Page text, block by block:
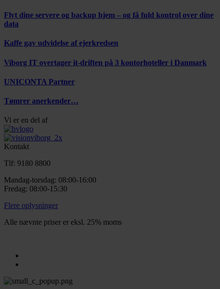
Flyt dine servere og backup hjem – og få fuld kontrol over dine
data
Kaffe gav udvidelse af ejerkredsen
Viborg IT overtager it-driften på 3 kontorhoteller i Danmark
UNICONTA Partner
Tømrer anerkender…
Vi er en del af
Kontakt
Tlf: 9180 8800
Mandag-torsdag: 08:00-16:00
Fredag: 08:00-15:30
Flere oplysninger
Alle nævnte priser er eksl. 25% moms